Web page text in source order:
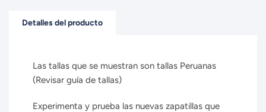
Detalles del producto
Las tallas que se muestran son tallas Peruanas
(Revisar guía de tallas)
Experimenta y prueba las nuevas zapatillas que